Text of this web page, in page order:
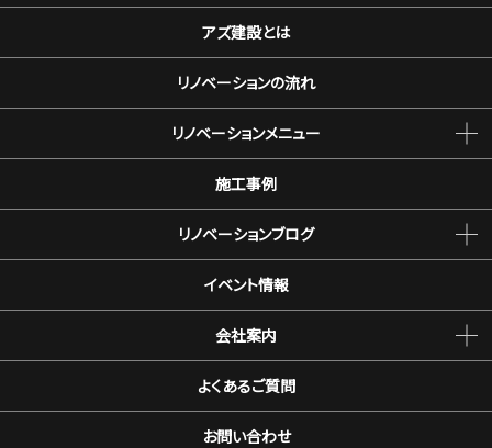
アズ建設とは
リノベーションの流れ
リノベーションメニュー
施工事例
リノベーションブログ
イベント情報
会社案内
よくあるご質問
お問い合わせ